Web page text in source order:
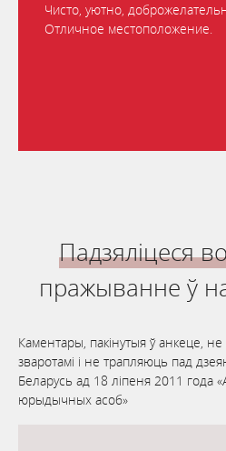
Чисто, уютно,
Отличное местоположение.
Падзяліцеся
пражыванне ў
Каментары, пакінутыя ў анкеце,
зваротамі і не трапляюць пад
Беларусь ад 18 ліпеня 2011 года
юрыдычных асоб»‎